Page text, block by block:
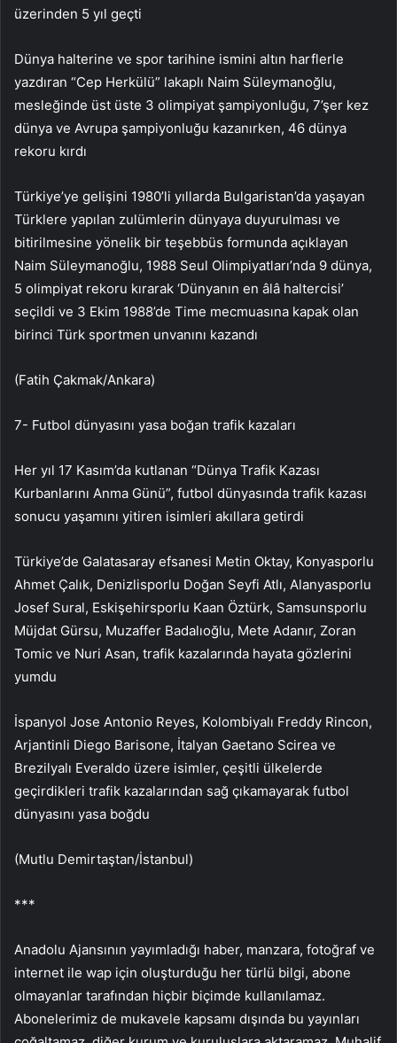
üzerinden 5 yıl geçti
Dünya halterine ve spor tarihine ismini altın harflerle
yazdıran “Cep Herkülü” lakaplı Naim Süleymanoğlu,
mesleğinde üst üste 3 olimpiyat şampiyonluğu, 7’şer kez
dünya ve Avrupa şampiyonluğu kazanırken, 46 dünya
rekoru kırdı
Türkiye’ye gelişini 1980’li yıllarda Bulgaristan’da yaşayan
Türklere yapılan zulümlerin dünyaya duyurulması ve
bitirilmesine yönelik bir teşebbüs formunda açıklayan
Naim Süleymanoğlu, 1988 Seul Olimpiyatları’nda 9 dünya,
5 olimpiyat rekoru kırarak ‘Dünyanın en âlâ haltercisi’
seçildi ve 3 Ekim 1988’de Time mecmuasına kapak olan
birinci Türk sportmen unvanını kazandı
(Fatih Çakmak/Ankara)
7- Futbol dünyasını yasa boğan trafik kazaları
Her yıl 17 Kasım’da kutlanan “Dünya Trafik Kazası
Kurbanlarını Anma Günü”, futbol dünyasında trafik kazası
sonucu yaşamını yitiren isimleri akıllara getirdi
Türkiye’de Galatasaray efsanesi Metin Oktay, Konyasporlu
Ahmet Çalık, Denizlisporlu Doğan Seyfi Atlı, Alanyasporlu
Josef Sural, Eskişehirsporlu Kaan Öztürk, Samsunsporlu
Müjdat Gürsu, Muzaffer Badalıoğlu, Mete Adanır, Zoran
Tomic ve Nuri Asan, trafik kazalarında hayata gözlerini
yumdu
İspanyol Jose Antonio Reyes, Kolombiyalı Freddy Rincon,
Arjantinli Diego Barisone, İtalyan Gaetano Scirea ve
Brezilyalı Everaldo üzere isimler, çeşitli ülkelerde
geçirdikleri trafik kazalarından sağ çıkamayarak futbol
dünyasını yasa boğdu
(Mutlu Demirtaştan/İstanbul)
***
Anadolu Ajansının yayımladığı haber, manzara, fotoğraf ve
internet ile wap için oluşturduğu her türlü bilgi, abone
olmayanlar tarafından hiçbir biçimde kullanılamaz.
Abonelerimiz de mukavele kapsamı dışında bu yayınları